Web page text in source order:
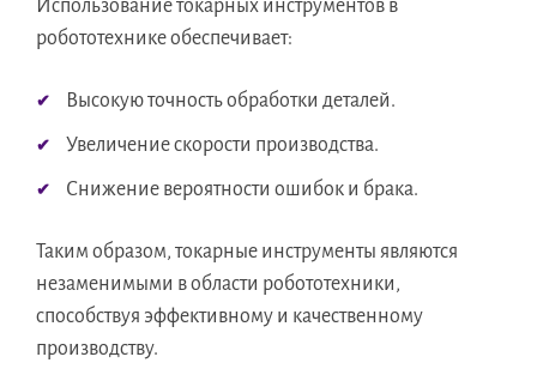
Использование токарных инструментов в
робототехнике обеспечивает:
Высокую точность обработки деталей.
Увеличение скорости производства.
Снижение вероятности ошибок и брака.
Таким образом, токарные инструменты являются
незаменимыми в области робототехники,
способствуя эффективному и качественному
производству.